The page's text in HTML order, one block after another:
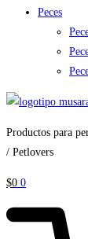
Peces
Productos para
/ Petlovers
$0 0